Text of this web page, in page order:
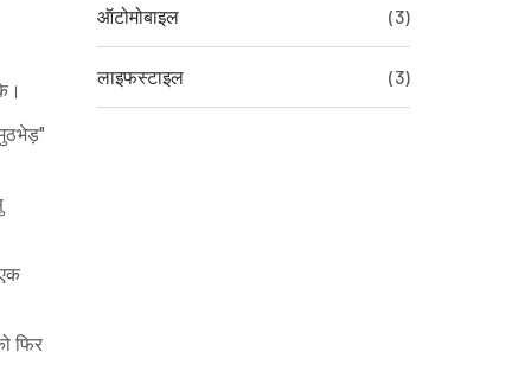
फिर
ऑटोमोबाइल (3)
लाइफस्टाइल (3)